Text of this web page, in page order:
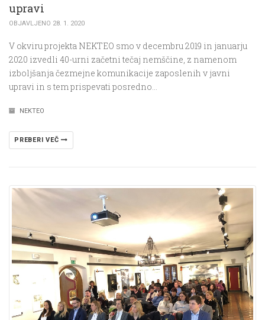
upravi
OBJAVLJENO 28. 1. 2020
V okviru projekta NEKTEO smo v decembru 2019 in januarju
2020 izvedli 40-urni začetni tečaj nemščine, z namenom
izboljšanja čezmejne komunikacije zaposlenih v javni
upravi in s tem prispevati posredno…
NEKTEO
PREBERI VEČ